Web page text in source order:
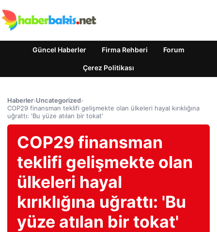
Güncel Haberler Firma Rehberi Forum
Çerez Politikası
Haberler›Uncategorized›
COP29 finansman teklifi gelişmekte olan ülkeleri hayal kırıklığına
uğrattı: 'Bu yüze atılan bir tokat'
COP29 finansman
teklifi gelişmekte olan
ülkeleri hayal
kırıklığına uğrattı: 'Bu
yüze atılan bir tokat'